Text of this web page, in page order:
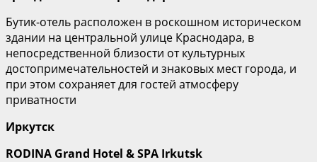
Бутик-отель расположен в роскошном историческом
здании на центральной улице Краснодара, в
непосредственной близости от культурных
достопримечательностей и знаковых мест города, и
при этом сохраняет для гостей атмосферу
приватности
Иркутск
RODINA Grand Hotel & SPA Irkutsk